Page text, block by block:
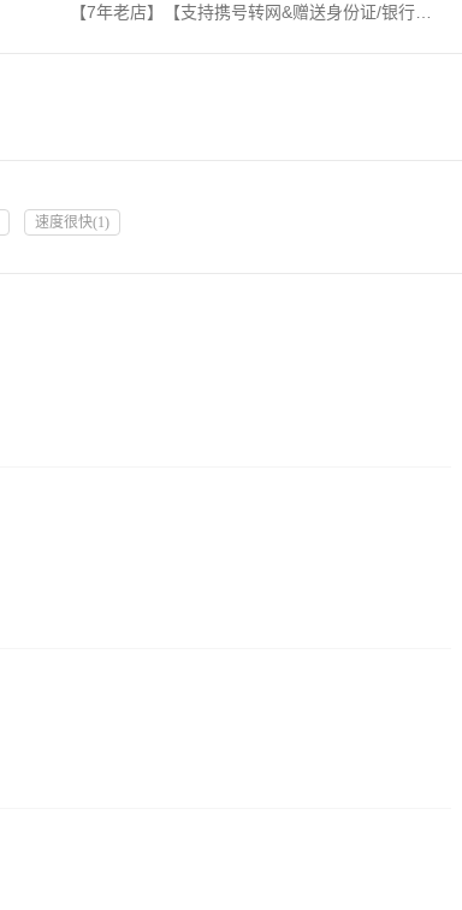
【7年老店】【支持携号转网&赠送身份证/银行卡OCR识别】【精品API提供精品服务，有任何问题可以联系客服】手机实名认证接口是通过比对姓名、身份证号、手机号的是否一致，核验手机用户身份信息的真伪。全面覆盖移动、联通、电信三网运营商。数据直连、质量保证【手机三要素-运营商手机三要素-实名认证-手机号三要素实名-手机三要素实名认证-手机三要素校验-手机三要素实名核验-手机三要素-手机实名认证查询】
速度很快(1)